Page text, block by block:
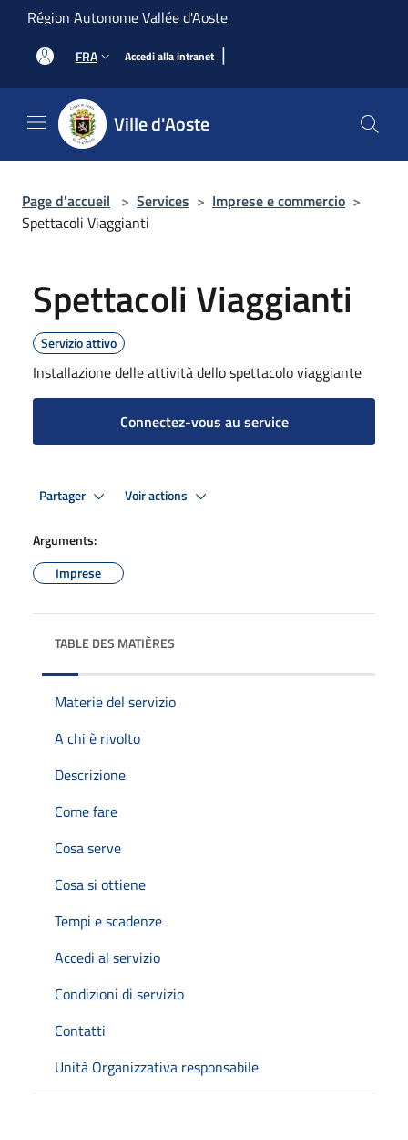
Salta al contenuto principale
Région Autonome Vallée d'Aoste
FRA Accedi alla intranet |
Ville d'Aoste
Page d'accueil > Services > Imprese e commercio >
Spettacoli Viaggianti
Spettacoli Viaggianti
Servizio attivo
Installazione delle attività dello spettacolo viaggiante
Connectez-vous au service
Partager Voir actions
Arguments:
Imprese
TABLE DES MATIÈRES
Materie del servizio
A chi è rivolto
Descrizione
Come fare
Cosa serve
Cosa si ottiene
Tempi e scadenze
Accedi al servizio
Condizioni di servizio
Contatti
Unità Organizzativa responsabile